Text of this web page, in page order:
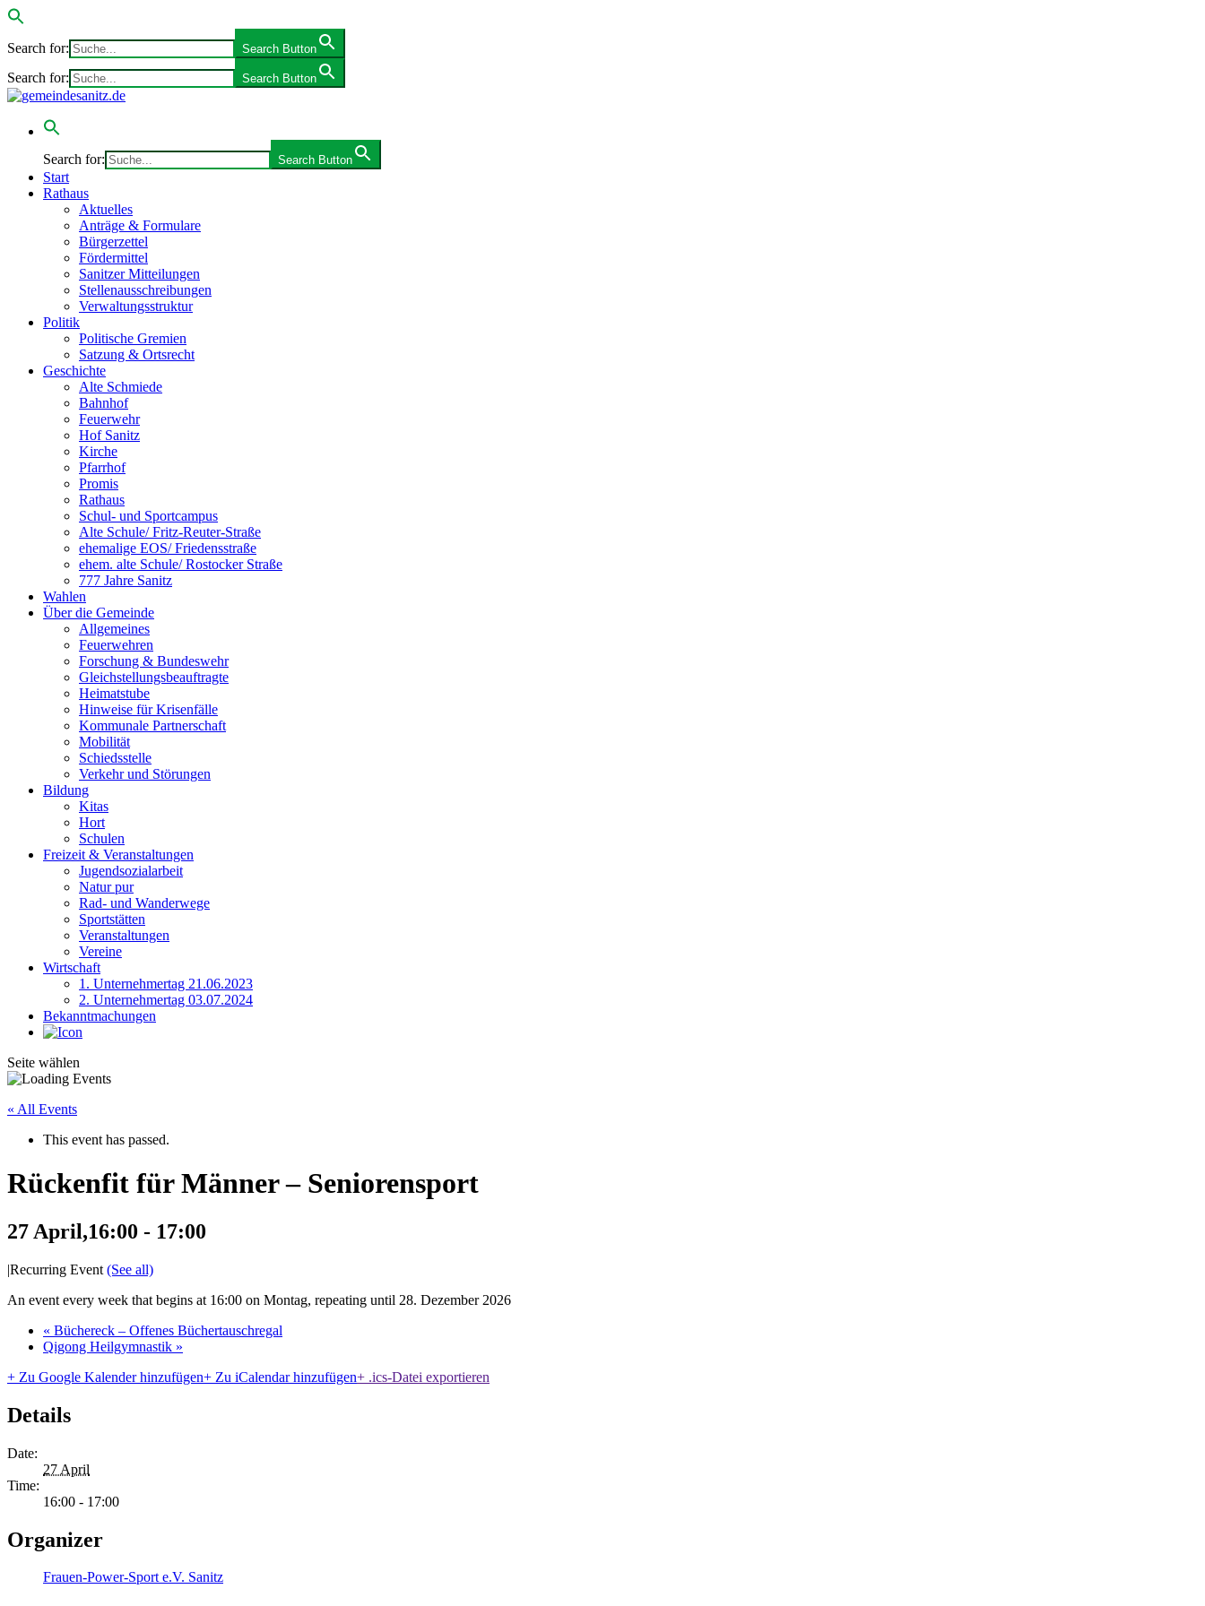
Search for: Search Button
Search for: Search Button
Search for: Search Button
Start
Rathaus
Aktuelles
Anträge & Formulare
Bürgerzettel
Fördermittel
Sanitzer Mitteilungen
Stellenausschreibungen
Verwaltungsstruktur
Politik
Politische Gremien
Satzung & Ortsrecht
Geschichte
Alte Schmiede
Bahnhof
Feuerwehr
Hof Sanitz
Kirche
Pfarrhof
Promis
Rathaus
Schul- und Sportcampus
Alte Schule/ Fritz-Reuter-Straße
ehemalige EOS/ Friedensstraße
ehem. alte Schule/ Rostocker Straße
777 Jahre Sanitz
Wahlen
Über die Gemeinde
Allgemeines
Feuerwehren
Forschung & Bundeswehr
Gleichstellungsbeauftragte
Heimatstube
Hinweise für Krisenfälle
Kommunale Partnerschaft
Mobilität
Schiedsstelle
Verkehr und Störungen
Bildung
Kitas
Hort
Schulen
Freizeit & Veranstaltungen
Jugendsozialarbeit
Natur pur
Rad- und Wanderwege
Sportstätten
Veranstaltungen
Vereine
Wirtschaft
1. Unternehmertag 21.06.2023
2. Unternehmertag 03.07.2024
Bekanntmachungen
Seite wählen
« All Events
This event has passed.
Rückenfit für Männer – Seniorensport
27 April,16:00 - 17:00
|Recurring Event (See all)
An event every week that begins at 16:00 on Montag, repeating until 28. Dezember 2026
« Büchereck – Offenes Büchertauschregal
Qigong Heilgymnastik »
+ Zu Google Kalender hinzufügen+ Zu iCalendar hinzufügen+ .ics-Datei exportieren
Details
Date:
27 April
Time:
16:00 - 17:00
Organizer
Frauen-Power-Sport e.V. Sanitz